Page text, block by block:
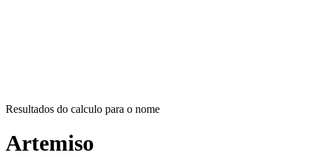
Resultados do calculo para o nome
Artemiso